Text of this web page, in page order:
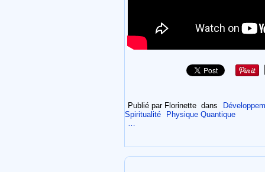
Publié par Florinette dans
Spiritualité
Physique Quantique